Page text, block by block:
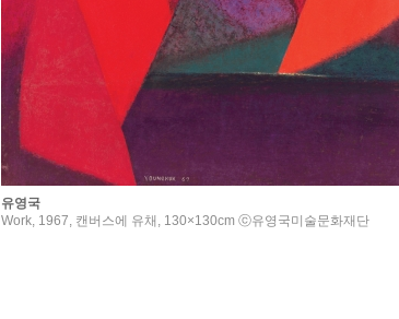
유영국
Work, 1967, 캔버스에 유채, 130×130cm ⓒ유영국미술문화재단